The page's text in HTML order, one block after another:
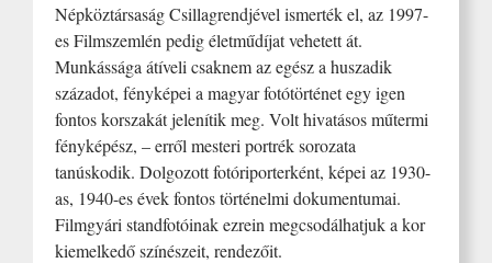
Népköztársaság Csillagrendjével ismerték el, az 1997-
es Filmszemlén pedig életműdíjat vehetett át.
Munkássága átíveli csaknem az egész a huszadik
századot, fényképei a magyar fotótörténet egy igen
fontos korszakát jelenítik meg. Volt hivatásos műtermi
fényképész, – erről mesteri portrék sorozata
tanúskodik. Dolgozott fotóriporterként, képei az 1930-
as, 1940-es évek fontos történelmi dokumentumai.
Filmgyári standfotóinak ezrein megcsodálhatjuk a kor
kiemelkedő színészeit, rendezőit.